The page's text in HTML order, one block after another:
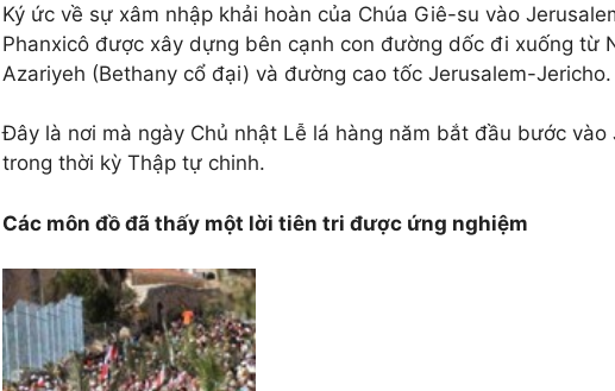
Ký ức về sự xâm nhập khải hoàn của Chúa Giê-su vào
Phanxicô được xây dựng bên cạnh con đường dốc đi xuống từ
Azariyeh (Bethany cổ đại) và đường cao tốc Jerusalem-Jericho.
Đây là nơi mà ngày Chủ nhật Lễ lá hàng năm bắt đầu bước
trong thời kỳ Thập tự chinh.
Các môn đồ đã thấy một lời tiên tri được ứng nghiệm